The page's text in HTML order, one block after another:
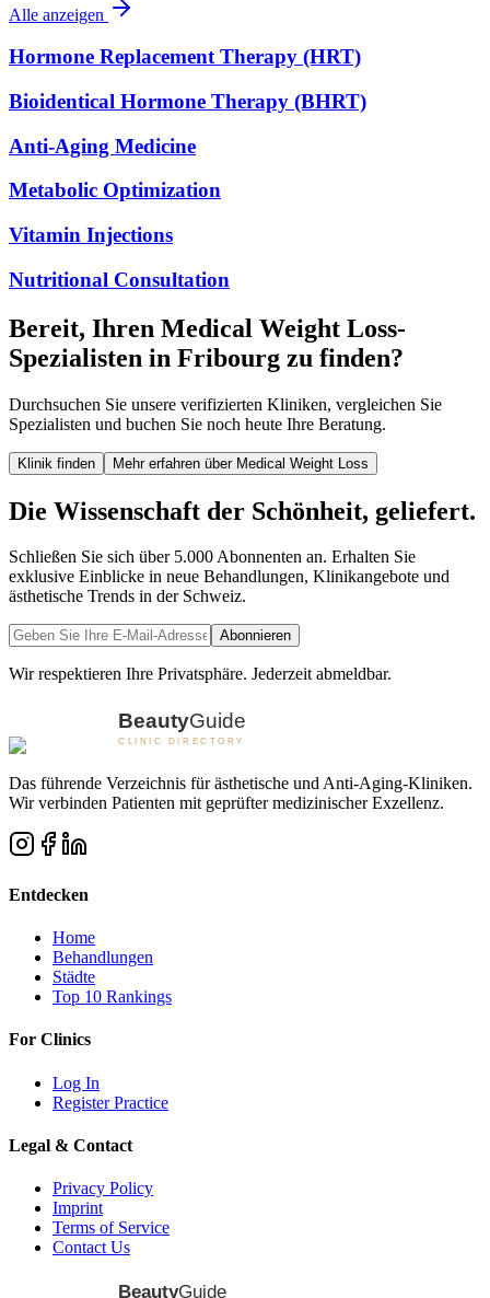
Alle anzeigen
Hormone Replacement Therapy (HRT)
Bioidentical Hormone Therapy (BHRT)
Anti-Aging Medicine
Metabolic Optimization
Vitamin Injections
Nutritional Consultation
Bereit, Ihren Medical Weight Loss-
Spezialisten in Fribourg zu finden?
Durchsuchen Sie unsere verifizierten Kliniken, vergleichen Sie
Spezialisten und buchen Sie noch heute Ihre Beratung.
Klinik finden Mehr erfahren über Medical Weight Loss
Die Wissenschaft der Schönheit, geliefert.
Schließen Sie sich über 5.000 Abonnenten an. Erhalten Sie
exklusive Einblicke in neue Behandlungen, Klinikangebote und
ästhetische Trends in der Schweiz.
Abonnieren
Wir respektieren Ihre Privatsphäre. Jederzeit abmeldbar.
Das führende Verzeichnis für ästhetische und Anti-Aging-Kliniken.
Wir verbinden Patienten mit geprüfter medizinischer Exzellenz.
Entdecken
Home
Behandlungen
Städte
Top 10 Rankings
For Clinics
Log In
Register Practice
Legal & Contact
Privacy Policy
Imprint
Terms of Service
Contact Us